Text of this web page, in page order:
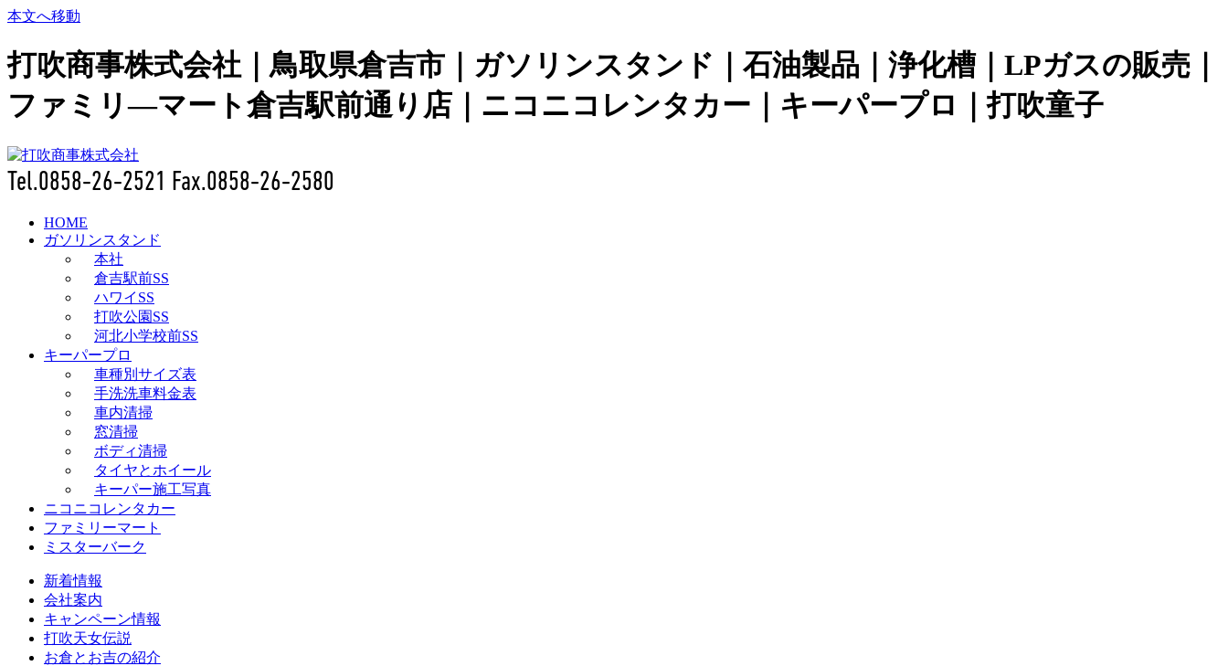
本文へ移動
打吹商事株式会社｜鳥取県倉吉市｜ガソリンスタンド｜石油製品｜浄化槽｜LPガスの販売｜
ファミリ―マート倉吉駅前通り店｜ニコニコレンタカー｜キーパープロ｜打吹童子
Tel.0858-26-2521 Fax.0858-26-2580
HOME
ガソリンスタンド
本社
倉吉駅前SS
ハワイSS
打吹公園SS
河北小学校前SS
キーパープロ
車種別サイズ表
手洗洗車料金表
車内清掃
窓清掃
ボディ清掃
タイヤとホイール
キーパー施工写真
ニコニコレンタカー
ファミリーマート
ミスターバーク
新着情報
会社案内
キャンペーン情報
打吹天女伝説
お倉とお吉の紹介